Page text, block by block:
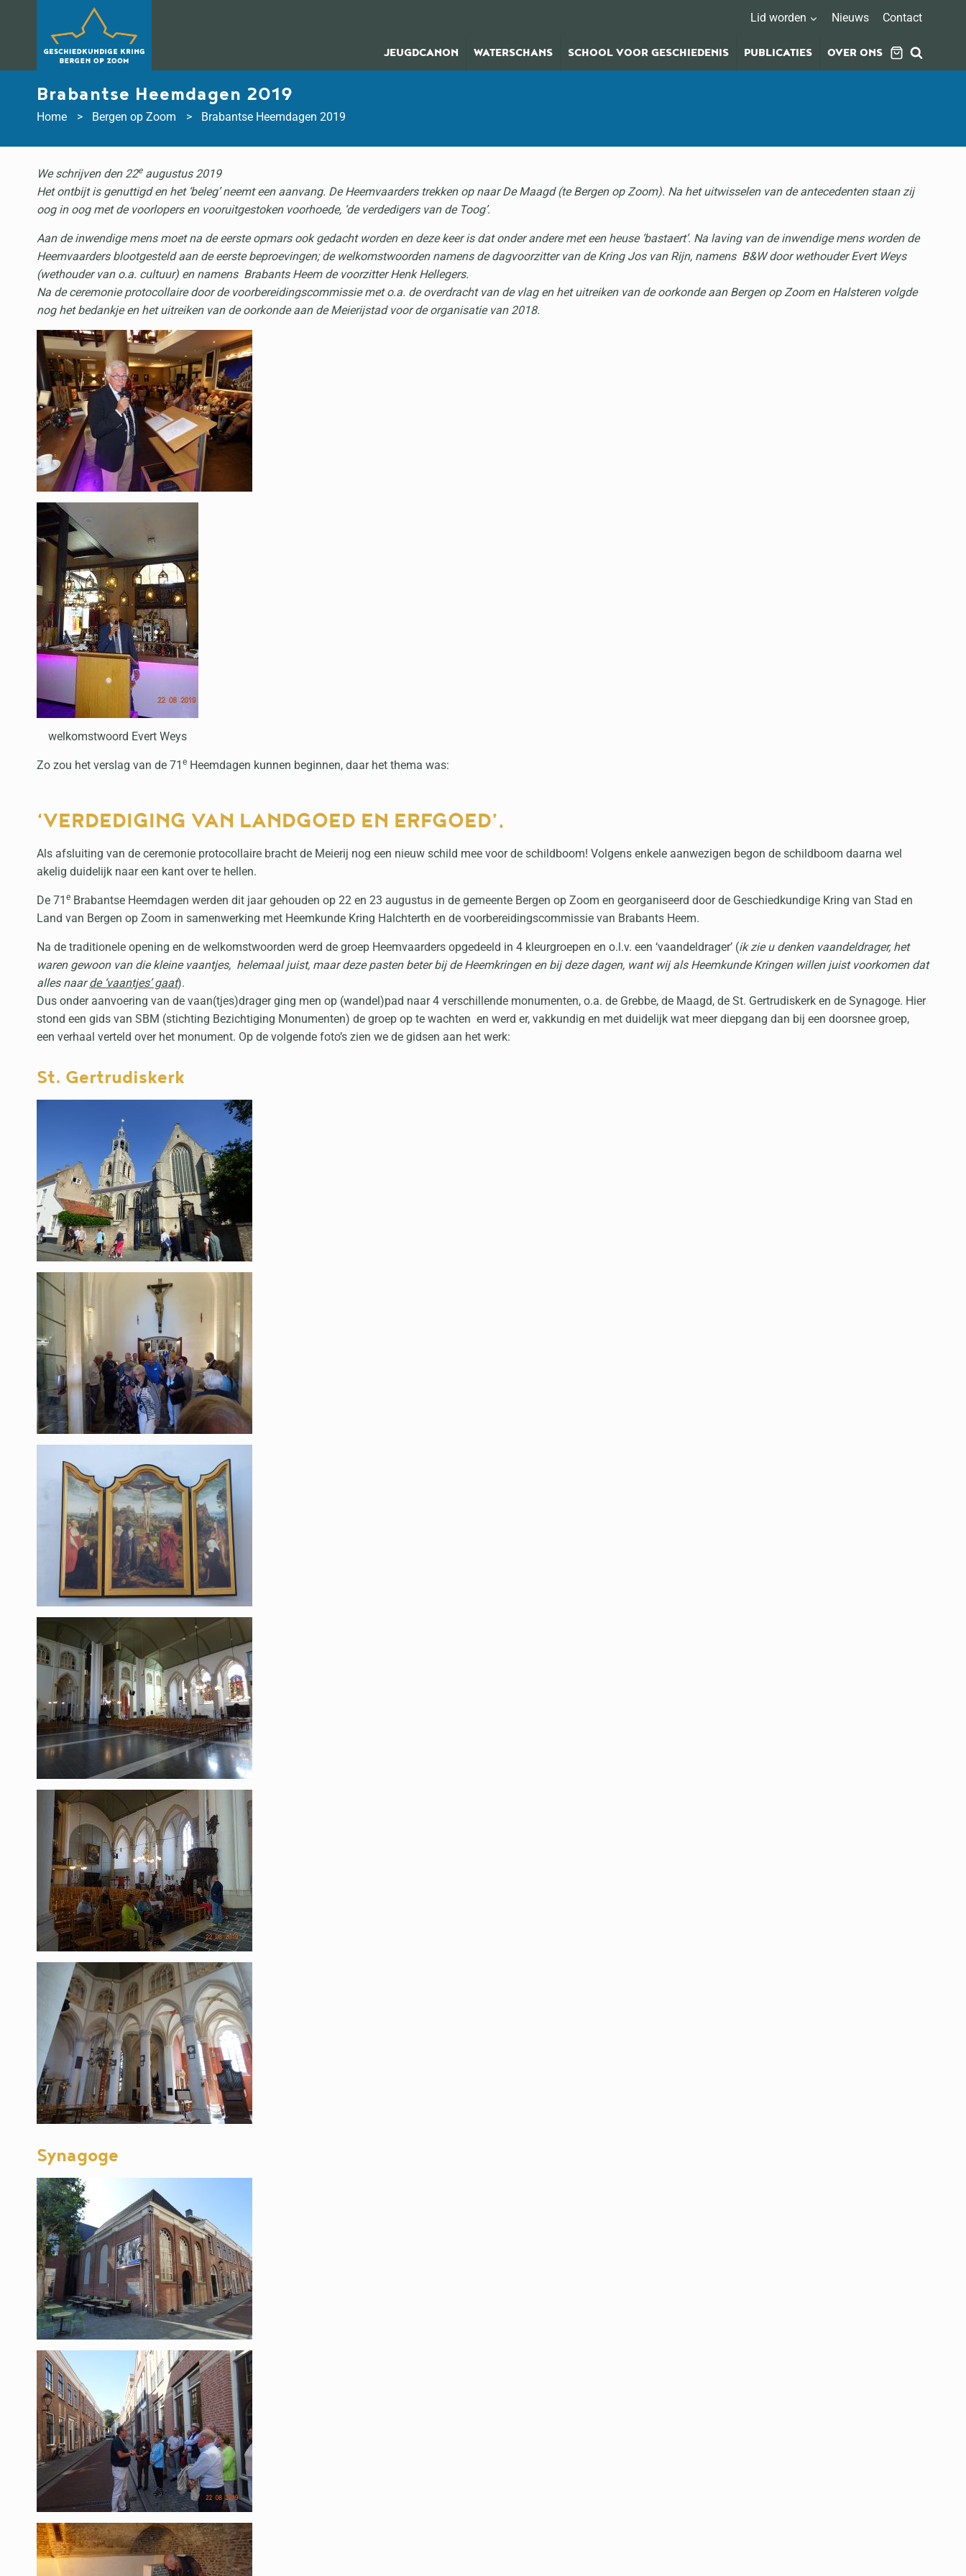
Lid worden Nieuws Contact
JEUGDCANON WATERSCHANS SCHOOL VOOR GESCHIEDENIS PUBLICATIES OVER ONS
Brabantse Heemdagen 2019
Home Bergen op Zoom Brabantse Heemdagen 2019
We schrijven den 22eaugustus 2019
Het ontbijt is genuttigd en het ‘beleg’ neemt een aanvang. De Heemvaarders trekken op naar De Maagd (te Bergen op Zoom). Na het uitwisselen van de antecedenten staan zij
oog in oog met de voorlopers en vooruitgestoken voorhoede, ‘de verdedigers van de Toog’.
Aan de inwendige mens moet na de eerste opmars ook gedacht worden en deze keer is dat onder andere met een heuse ‘bastaert’. Na laving van de inwendige mens worden de
Heemvaarders blootgesteld aan de eerste beproevingen; de welkomstwoorden namens de dagvoorzitter van de Kring Jos van Rijn, namens B&W door wethouder Evert Weys
(wethouder van o.a. cultuur) en namens Brabants Heem de voorzitter Henk Hellegers.
Na de ceremonie protocollaire door de voorbereidingscommissie met o.a. de overdracht van de vlag en het uitreiken van de oorkonde aan Bergen op Zoom en Halsteren volgde
nog het bedankje en het uitreiken van de oorkonde aan de Meierijstad voor de organisatie van 2018.
welkomstwoord Evert Weys
Zo zou het verslag van de 71 e Heemdagen kunnen beginnen, daar het thema was:
‘VERDEDIGING VAN LANDGOED EN ERFGOED’.
Als afsluiting van de ceremonie protocollaire bracht de Meierij nog een nieuw schild mee voor de schildboom! Volgens enkele aanwezigen begon de schildboom daarna wel
akelig duidelijk naar een kant over te hellen.
De 71 e Brabantse Heemdagen werden dit jaar gehouden op 22 en 23 augustus in de gemeente Bergen op Zoom en georganiseerd door de Geschiedkundige Kring van Stad en
Land van Bergen op Zoom in samenwerking met Heemkunde Kring Halchterth en de voorbereidingscommissie van Brabants Heem.
Na de traditionele opening en de welkomstwoorden werd de groep Heemvaarders opgedeeld in 4 kleurgroepen en o.l.v. een ‘vaandeldrager’ (ik zie u denken vaandeldrager, het
waren gewoon van die kleine vaantjes, helemaal juist, maar deze pasten beter bij de Heemkringen en bij deze dagen, want wij als Heemkunde Kringen willen juist voorkomen dat
alles naarde ‘vaantjes’ gaat).
Dus onder aanvoering van de vaan(tjes)drager ging men op (wandel)pad naar 4 verschillende monumenten, o.a. de Grebbe, de Maagd, de St. Gertrudiskerk en de Synagoge. Hier
stond een gids van SBM (stichting Bezichtiging Monumenten) de groep op te wachten en werd er, vakkundig en met duidelijk wat meer diepgang dan bij een doorsnee groep,
een verhaal verteld over het monument. Op de volgende foto’s zien we de gidsen aan het werk:
St. Gertrudiskerk
Synagoge